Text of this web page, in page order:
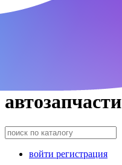
автозапчасти
войти регистрация